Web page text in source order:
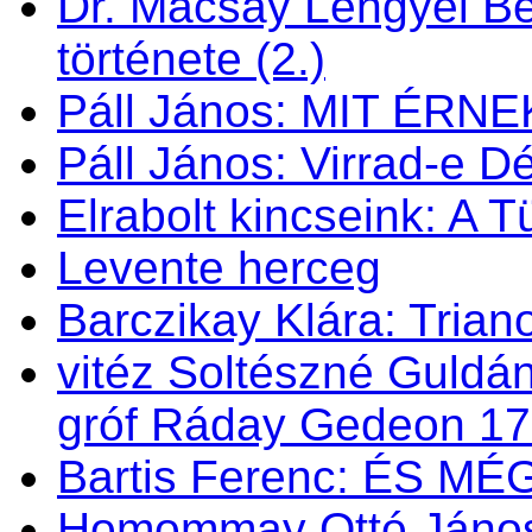
története (2.)
Páll János: MIT
Páll János: Virrad-e
Elrabolt kincseink: A
Levente herceg
Barczikay Klára:
vitéz Soltészné
gróf Ráday Gedeon
Bartis Ferenc: ÉS